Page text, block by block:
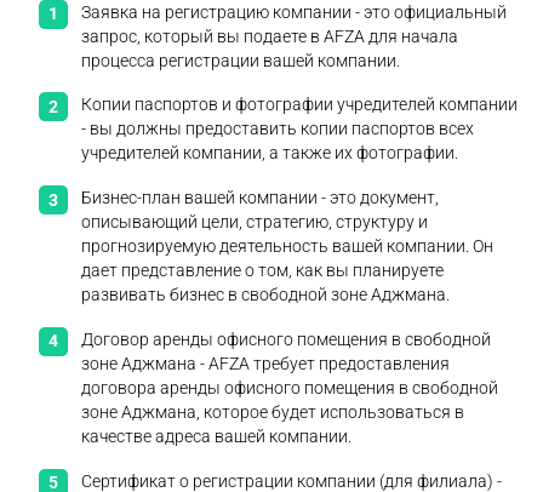
Заявка на регистрацию компании - это официальный
запрос, который вы подаете в AFZA для начала
процесса регистрации вашей компании.
Копии паспортов и фотографии учредителей компании
- вы должны предоставить копии паспортов всех
учредителей компании, а также их фотографии.
Бизнес-план вашей компании - это документ,
описывающий цели, стратегию, структуру и
прогнозируемую деятельность вашей компании. Он
дает представление о том, как вы планируете
развивать бизнес в свободной зоне Аджмана.
Договор аренды офисного помещения в свободной
зоне Аджмана - AFZA требует предоставления
договора аренды офисного помещения в свободной
зоне Аджмана, которое будет использоваться в
качестве адреса вашей компании.
Сертификат о регистрации компании (для филиала) -